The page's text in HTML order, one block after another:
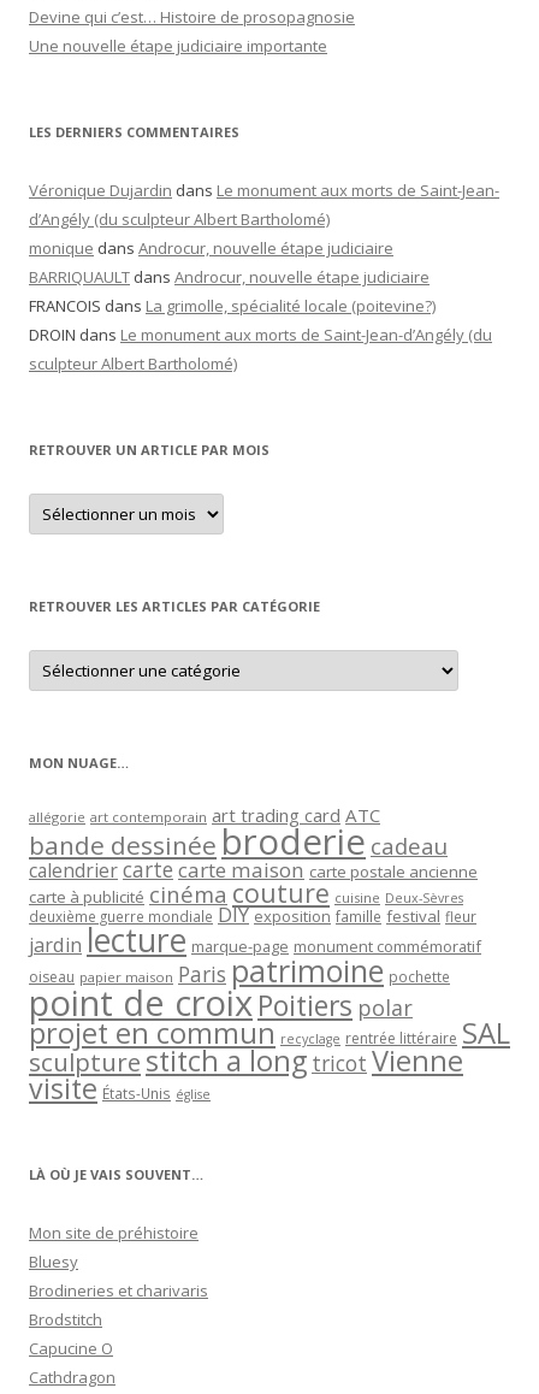
Devine qui c’est… Histoire de prosopagnosie
Une nouvelle étape judiciaire importante
LES DERNIERS COMMENTAIRES
Véronique Dujardin dans Le monument aux morts de Saint-Jean-
d’Angély (du sculpteur Albert Bartholomé)
monique dans Androcur, nouvelle étape judiciaire
BARRIQUAULT dans Androcur, nouvelle étape judiciaire
FRANCOIS dans La grimolle, spécialité locale (poitevine?)
DROIN dans Le monument aux morts de Saint-Jean-d’Angély (du
sculpteur Albert Bartholomé)
RETROUVER UN ARTICLE PAR MOIS
Retrouver
un
article
RETROUVER LES ARTICLES PAR CATÉGORIE
Retrouver
les
articles
MON NUAGE…
allégorie art contemporain art trading card ATC
bande dessinée broderie cadeau
calendriercartecarte maison carte postale ancienne
carte à publicité cinéma couture cuisine Deux-Sèvres
deuxième guerre mondiale DIY exposition famille festival fleur
jardin lecture marque-page monument commémoratif
oiseau papier maison Paris patrimoine pochette
point de croixPoitiers polar
projet en commun recyclage rentrée littéraire SAL
sculpturestitch a long tricot Vienne
visite États-Unis église
LÀ OÙ JE VAIS SOUVENT…
Mon site de préhistoire
Bluesy
Brodineries et charivaris
Brodstitch
Capucine O
Cathdragon